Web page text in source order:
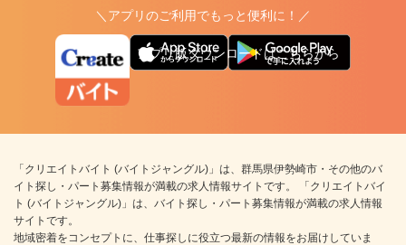
＼アプリのご利用でもっと便利に！／
アプリ版ダウンロードはこちらから
「クリエイトバイト (バイトジャングル)」は、群馬県伊勢崎市・その他のバ
イト探し・パート募集情報が満載の求人情報サイトです。 「クリエイトバイ
ト (バイトジャングル)」は、バイト探し・パート募集情報が満載の求人情報
サイトです。
地域密着をコンセプトに、仕事探しに役立つ最新の情報をお届けしていま